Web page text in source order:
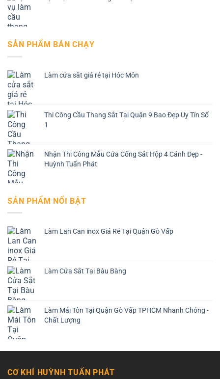
SẢN PHẨM BÁN CHẠY
Làm cửa sắt giá rẻ tại Hóc Môn
Thi Công Cầu Thang Sắt Tại Quận 9 Bao Đẹp Uy Tín Số
1
Nhận Thi Công Mẫu Cửa Cổng Sắt Hộp 4 Cánh Đẹp -
Huỳnh Tuấn Phát
SẢN PHẨM NỔI BẬT
Làm Lan Can inox Giá Rẻ Tại Quận Gò Vấp
Làm Cửa Sắt Tại Bàu Bàng
Làm Mái Tôn Tại Quận Gò Vấp TPHCM Nhanh Chóng -
Chất Lượng
CƠ KHÍ HUỲNH TUẤN PHÁT